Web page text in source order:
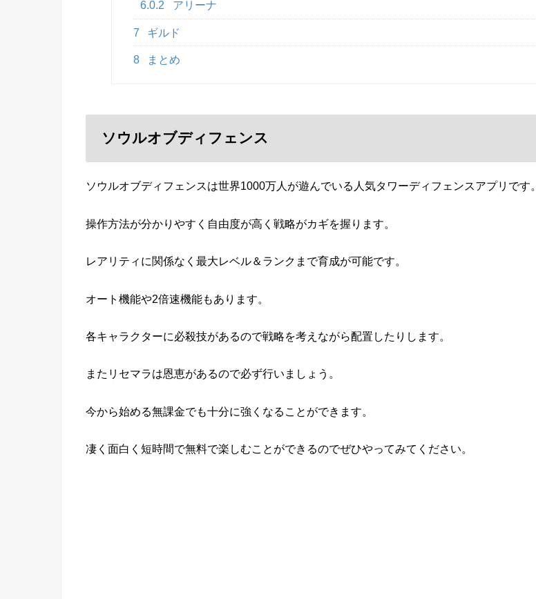
6.0.2 アリーナ
7 ギルド
8 まとめ
ソウルオブディフェンス
ソウルオブディフェンスは世界1000万人が遊んでいる人気タワーディフェンスアプリです。
操作方法が分かりやすく自由度が高く戦略がカギを握ります。
レアリティに関係なく最大レベル＆ランクまで育成が可能です。
オート機能や2倍速機能もあります。
各キャラクターに必殺技があるので戦略を考えながら配置したりします。
またリセマラは恩恵があるので必ず行いましょう。
今から始める無課金でも十分に強くなることができます。
凄く面白く短時間で無料で楽しむことができるのでぜひやってみてください。